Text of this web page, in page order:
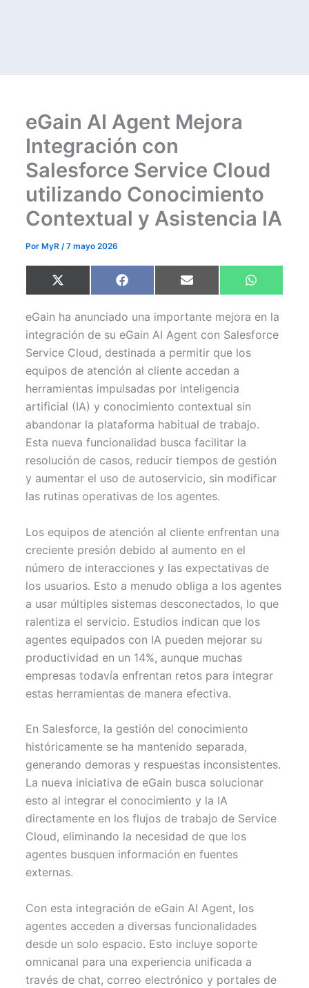
eGain AI Agent Mejora
Integración con
Salesforce Service Cloud
utilizando Conocimiento
Contextual y Asistencia IA
Por MyR/7 mayo 2026
Compartir
en
X
(
w
i
t
t
e
)
Compartir
en
F
a
e
b
o
o
k
Compartir
en
E
m
i
l
Compartir
en
W
h
t
s
A
p
eGain ha anunciado una importante mejora en la
integración de su eGain AI Agent con Salesforce
Service Cloud, destinada a permitir que los
equipos de atención al cliente accedan a
herramientas impulsadas por inteligencia
artificial (IA) y conocimiento contextual sin
abandonar la plataforma habitual de trabajo.
Esta nueva funcionalidad busca facilitar la
resolución de casos, reducir tiempos de gestión
y aumentar el uso de autoservicio, sin modificar
las rutinas operativas de los agentes.
Los equipos de atención al cliente enfrentan una
creciente presión debido al aumento en el
número de interacciones y las expectativas de
los usuarios. Esto a menudo obliga a los agentes
a usar múltiples sistemas desconectados, lo que
ralentiza el servicio. Estudios indican que los
agentes equipados con IA pueden mejorar su
productividad en un 14%, aunque muchas
empresas todavía enfrentan retos para integrar
estas herramientas de manera efectiva.
En Salesforce, la gestión del conocimiento
históricamente se ha mantenido separada,
generando demoras y respuestas inconsistentes.
La nueva iniciativa de eGain busca solucionar
esto al integrar el conocimiento y la IA
directamente en los flujos de trabajo de Service
Cloud, eliminando la necesidad de que los
agentes busquen información en fuentes
externas.
Con esta integración de eGain AI Agent, los
agentes acceden a diversas funcionalidades
desde un solo espacio. Esto incluye soporte
omnicanal para una experiencia unificada a
través de chat, correo electrónico y portales de